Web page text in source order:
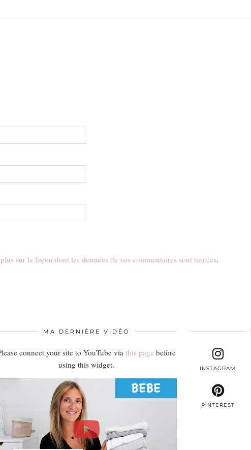
sur la façon dont les données de vos commentaires sont traitées.
MA DERNIÈRE VIDÉO
connect your site to YouTube via this page before
using this widget.
INSTAGRAM
PINTEREST